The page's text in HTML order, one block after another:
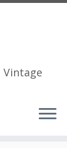
Vintage